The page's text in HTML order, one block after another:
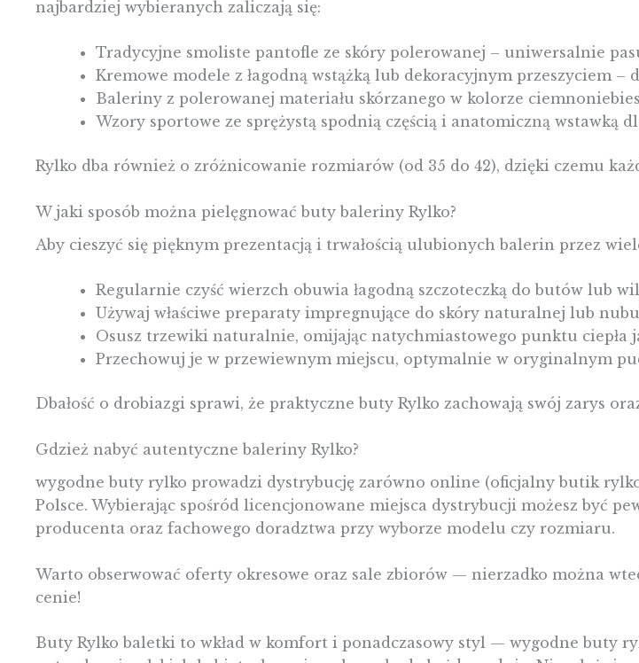
najbardziej wybieranych zaliczają się:
Tradycyjne smoliste pantofle ze skóry polerowanej – uniwersalnie
Kremowe modele z łagodną wstążką lub dekoracyjnym przeszyciem –
Baleriny z polerowanej materiału skórzanego w kolorze
Wzory sportowe ze sprężystą spodnią częścią i anatomiczną wstawką
Rylko dba również o zróżnicowanie rozmiarów (od 35 do 42), dzięki czemu
W jaki sposób można pielęgnować buty baleriny Rylko?
Aby cieszyć się pięknym prezentacją i trwałością ulubionych balerin przez
Regularnie czyść wierzch obuwia łagodną szczoteczką do butów lub
Używaj właściwe preparaty impregnujące do skóry naturalnej lub
Osusz trzewiki naturalnie, omijając natychmiastowego punktu ciepła
Przechowuj je w przewiewnym miejscu, optymalnie w oryginalnym
Dbałość o drobiazgi sprawi, że praktyczne buty Rylko zachowają swój zarys
Gdzież nabyć autentyczne baleriny Rylko?
wygodne buty rylko prowadzi dystrybucję zarówno online (oficjalny butik
Polsce. Wybierając spośród licencjonowane miejsca dystrybucji możesz być
producenta oraz fachowego doradztwa przy wyborze modelu czy rozmiaru.
Warto obserwować oferty okresowe oraz sale zbiorów — nierzadko można
cenie!
Buty Rylko baletki to wkład w komfort i ponadczasowy styl — wygodne buty